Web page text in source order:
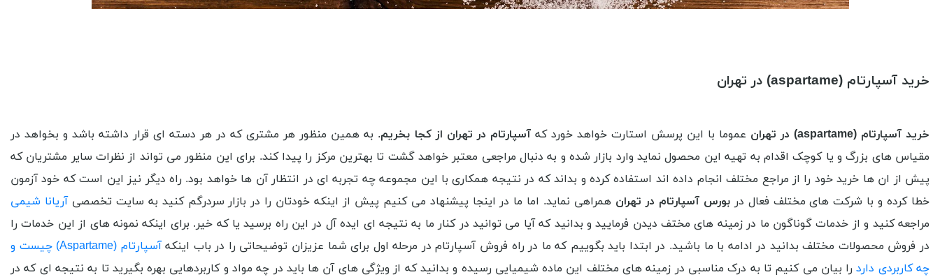
خرید آسپارتام (aspartame) در تهران
خرید آسپارتام (aspartame) در تهران عموما با این پرسش استارت خواهد خورد که آسپارتام در تهران از کجا بخریم. به همین منظور هر مشتری که در هر دسته ای قرار داشته باشد و بخواهد در
مقیاس های بزرگ و یا کوچک اقدام به تهیه این محصول نماید وارد بازار شده و به دنبال مراجعی معتبر خواهد گشت تا بهترین مرکز را پیدا کند. برای این منظور می تواند از نظرات سایر مشتریان که
پیش از ان ها خرید خود را از مراجع مختلف انجام داده اند استفاده کرده و بداند که در نتیجه همکاری با این مجموعه چه تجربه ای در انتظار آن ها خواهد بود. راه دیگر نیز این است که خود آزمون
خطا کرده و با شرکت های مختلف فعال دربورس آسپارتام در تهران همراهی نماید. اما ما در اینجا پیشنهاد می کنیم پیش از اینکه خودتان را در بازار سردرگم کنید به سایت تخصصی آریانا شیمی
مراجعه کنید و از خدمات گوناگون ما در زمینه های مختف دیدن فرمایید و بدانید که آیا می توانید در کنار ما به نتیجه ای ایده آل در این راه برسید یا که خیر. برای اینکه نمونه های از این خدمات را
در فروش محصولات مختلف بدانید در ادامه با ما باشید. در ابتدا باید بگوییم که ما در راه فروش آسپارتام در مرحله اول برای شما عزیزان توضیحاتی را در باب اینکه
آسپارتام (Aspartame) چیست و
چه کاربردی داردرا بیان می کنیم تا به درک مناسبی در زمینه های مختلف این ماده شیمیایی رسیده و بدانید که از ویژگی های آن ها باید در چه مواد و کاربردهایی بهره بگیرید تا به نتیجه ای که در